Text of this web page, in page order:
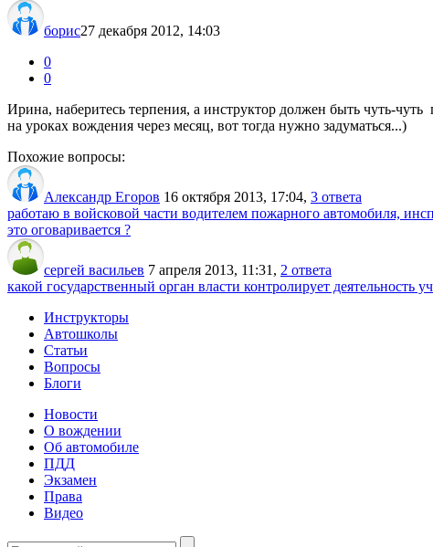
борис27 декабря 2012, 14:03
0
0
Ирина, наберитесь терпения, а инструктор должен быть чуть-
на уроках вождения через месяц, вот тогда нужно задуматься...)
Похожие вопросы:
Александр Егоров 16 октября 2013, 17:04, 3 ответа
работаю в войсковой части водителем пожарного автомобиля,
это оговаривается ?
сергей васильев 7 апреля 2013, 11:31 , 2 ответа
какой государственный орган власти контролирует
Инструкторы
Автошколы
Статьи
Вопросы
Блоги
Новости
О вождении
Об автомобиле
ПДД
Экзамен
Права
Видео